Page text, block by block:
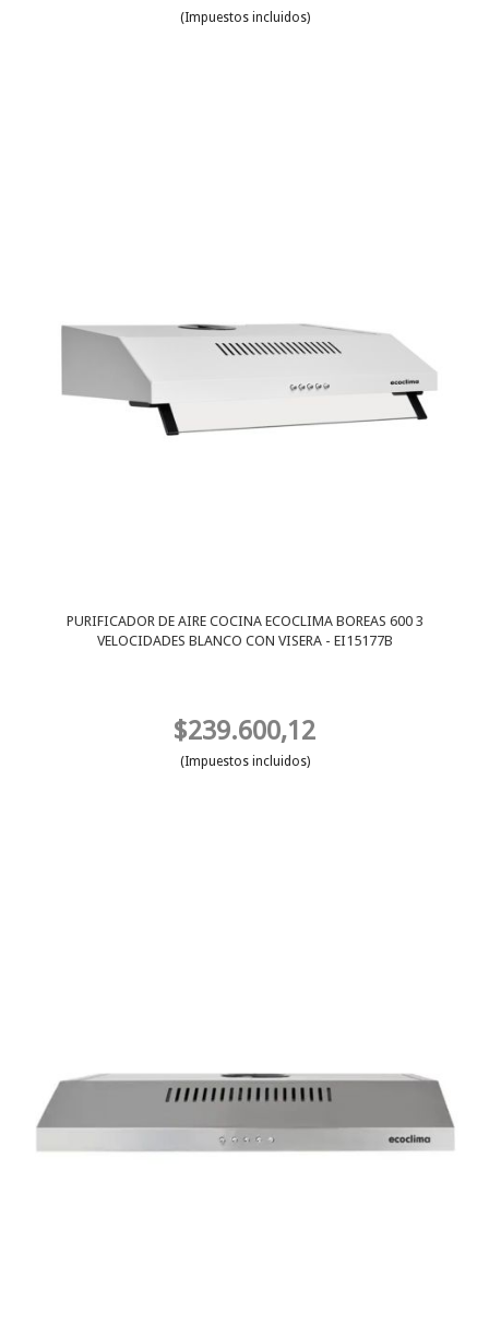
(Impuestos incluidos)
PURIFICADOR DE AIRE COCINA ECOCLIMA BOREAS 600 3
VELOCIDADES BLANCO CON VISERA - EI15177B
$239.600,12
(Impuestos incluidos)